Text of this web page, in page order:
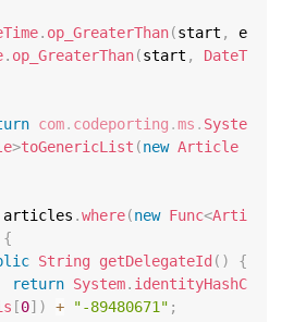
. op_GreaterThan(start ,
e
. op_GreaterThan(start ,
DateT
com. codeporting .ms . Syste
>toGenericList (new Article
articles .where(new Func<Arti
{
String getDelegateId ( )
{
return System. identityHashC
[0] ) + "-89480671" ;